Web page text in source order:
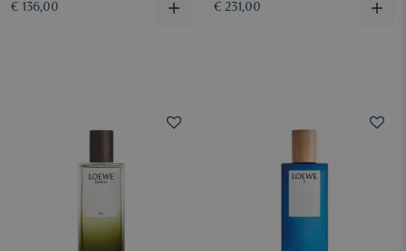
€ 136,00 € 231,00